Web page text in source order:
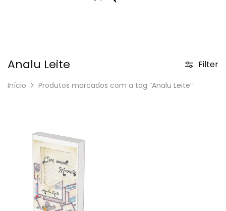
Analu Leite
Início Produtos marcados com a tag “Analu Leite”
Filter